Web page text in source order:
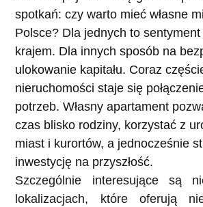
spotkań: czy warto mieć własne
Polsce? Dla jednych to
krajem. Dla innych sposób na
ulokowanie kapitału. Coraz
nieruchomości staje się
potrzeb. Własny apartament
czas blisko rodziny, korzystać z
miast i kurortów, a jednocześnie
inwestycję na przyszłość.
Szczególnie interesujące są
lokalizacjach, które oferują